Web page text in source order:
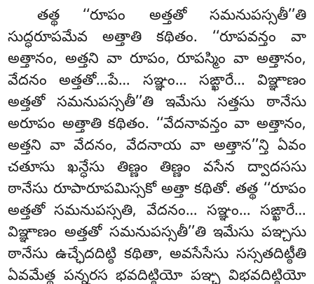
తత్థ ‘‘రూపం అత్తతో సమనుపస్సతీ’’తి
సుద్ధరూపమేవ అత్తాతి కథితం. ‘‘రూపవన్తం వా
అత్తానం, అత్తని వా రూపం, రూపస్మిం వా అత్తానం,
వేదనం అత్తతో…పే… సఞ్ఞం… సఙ్ఖారే… విఞ్ఞాణం
అత్తతో సమనుపస్సతీ’’తి ఇమేసు సత్తసు ఠానేసు
అరూపం అత్తాతి కథితం. ‘‘వేదనావన్తం వా అత్తానం,
అత్తని వా వేదనం, వేదనాయ వా అత్తాన’’న్తి ఏవం
చతూసు ఖన్ధేసు తిణ్ణం తిణ్ణం వసేన ద్వాదససు
ఠానేసు రూపారూపమిస్సకో అత్తా కథితో. తత్థ ‘‘రూపం
అత్తతో సమనుపస్సతి, వేదనం… సఞ్ఞం… సఙ్ఖారే…
విఞ్ఞాణం అత్తతో సమనుపస్సతీ’’తి ఇమేసు పఞ్చసు
ఠానేసు ఉచ్ఛేదదిట్ఠి కథితా, అవసేసేసు సస్సతదిట్ఠీతి
ఏవమేత్థ పన్నరస భవదిట్ఠియో పఞ్చ విభవదిట్ఠియో